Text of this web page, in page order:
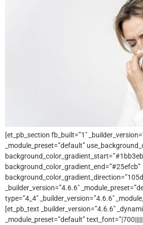
[et_pb_section fb_built=”1″
_module_preset=”default”
background_color_gradient_end=”#25efcb”
_builder_version=”4.6.6″
type=”4_4″ _builder_version=”4.6.6″
[et_pb_text _builder_version=”4.6.6″
_module_preset=”default”